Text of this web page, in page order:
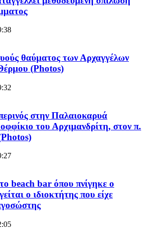
θαύματος των Αρχαγγέλων
(Photos)
στην Παλαιοκαρυά
του Αρχιμανδρίτη, στον π.
beach bar όπου πνίγηκε ο
ο ιδιοκτήτης που είχε